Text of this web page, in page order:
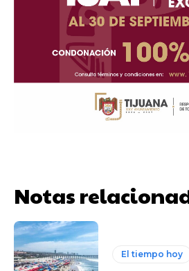
Notas
El tiempo hoy